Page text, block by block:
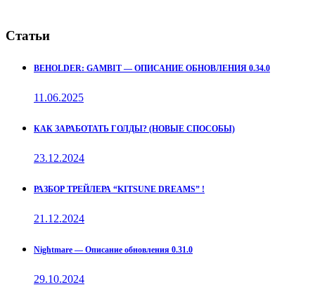
Статьи
BEHOLDER: GAMBIT — ОПИСАНИЕ ОБНОВЛЕНИЯ 0.34.0
11.06.2025
КАК ЗАРАБОТАТЬ ГОЛДЫ? (НОВЫЕ СПОСОБЫ)
23.12.2024
РАЗБОР ТРЕЙЛЕРА “KITSUNE DREAMS” !
21.12.2024
Nightmare — Описание обновления 0.31.0
29.10.2024